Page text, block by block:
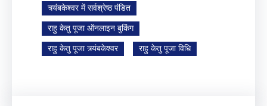
त्र्यंबकेश्वर में सर्वश्रेष्ठ पंडित
राहु केतु पूजा ऑनलाइन बुकिंग
राहु केतु पूजा त्र्यंबकेश्वर
राहु केतु पूजा विधि